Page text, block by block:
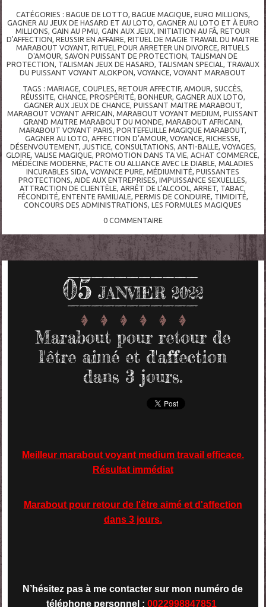
CATÉGORIES : BAGUE DE LOTTO, BAGUE MAGIQUE, EURO MILLIONS,
GAGNER AU JEUX DE HASARD ET AU LOTO, GAGNER AU LOTO ET À EURO
MILLIONS,GAIN AU PMU,GAIN AUX JEUX,INITIATION AU FÂ,RETOUR
D'AFFECTION,REUSSIR EN AFFAIRE,RITUEL DE MAGIE TRAVAIL DU MAITRE
MARABOUT VOYANT,RITUEL POUR ARRETER UN DIVORCE,RITUELS
D'AMOUR,SAVON PUISSANT DE PROTECTION, TALISMAN DE
PROTECTION, TALISMAN JEUX DE HASARD, TALISMAN SPECIAL , TRAVAUX
DU PUISSANT VOYANT ALOKPON,VOYANCE,VOYANT MARABOUT
TAGS :MARIAGE,COUPLES,RETOUR AFFECTIF,AMOUR,SUCCÈS,
RÉUSSITE, CHANCE, PROSPÉRITÉ, BONHEUR, GAGNER AUX LOTO,
GAGNER AUX JEUX DE CHANCE, PUISSANT MAITRE MARABOUT,
MARABOUT VOYANT AFRICAIN,MARABOUT VOYANT MEDIUM,PUISSANT
GRAND MAITRE MARABOUT DU MONDE,MARABOUT AFRICAIN,
MARABOUT VOYANT PARIS,PORTEFEUILLE MAGIQUE MARABOUT,
GAGNER AU LOTO,AFFECTION D’AMOUR,VOYANCE,RICHESSE,
DÉSENVOUTEMENT, JUSTICE, CONSULTATIONS, ANTI-BALLE, VOYAGES,
GLOIRE,VALISE MAGIQUE,PROMOTION DANS TA VIE,ACHAT COMMERCE,
MÉDÉCINE MODERNE,PACTE OU ALLIANCE AVEC LE DIABLE,MALADIES
INCURABLES SIDA,VOYANCE PURE,MÉDIUMNITÉ,PUISSANTES
PROTECTIONS,AIDE AUX ENTREPRISES,IMPUISSANCE SEXUELLES,
ATTRACTION DE CLIENTÈLE,ARRÊT DE L’ALCOOL,ARRET, TABAC,
FÉCONDITÉ, ENTENTE FAMILIALE, PERMIS DE CONDUIRE, TIMIDITÉ,
CONCOURS DES ADMINISTRATIONS,LES FORMULES MAGIQUES
0 COMMENTAIRE
05 JANVIER 2022
Marabout pour retour de
l'être aimé et d'affection
dans 3 jours.
Meilleur marabout voyant medium travail efficace.
Résultat immédiat
Marabout pour retour de l'être aimé et d'affection
dans 3 jours.
N’hésitez pas à me contacter sur mon numéro de
téléphone personnel :0022998847851